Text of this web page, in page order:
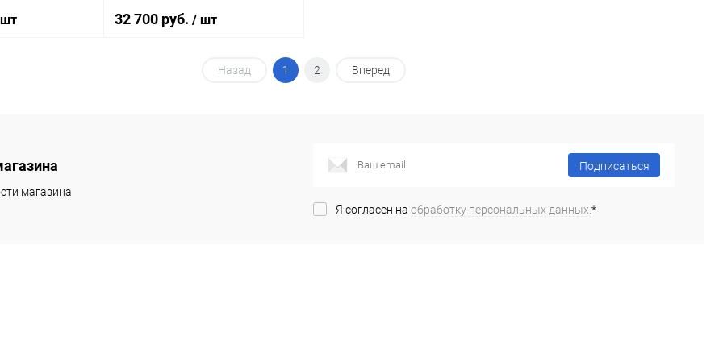
32 700 руб. / шт
Назад 1 2 Вперед
магазина
Подписаться
Я согласен на обработку персональных данных. *